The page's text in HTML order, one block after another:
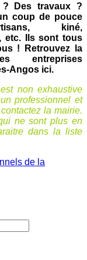
Des travaux ?
coup de pouce
kiné,
etc. Ils sont tous
!
Retrouvez la
entreprises
Angos ici.
non exhaustive
professionnel et
la mairie.
ne sont plus en
dans la liste
de la